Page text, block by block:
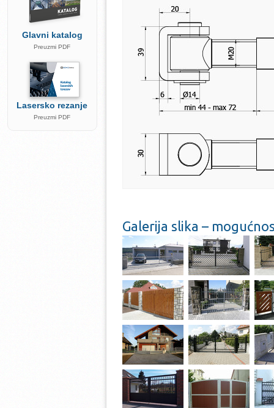
Galerija slika –
Glavni katalog
Preuzmi PDF
Lasersko rezanje
Preuzmi PDF